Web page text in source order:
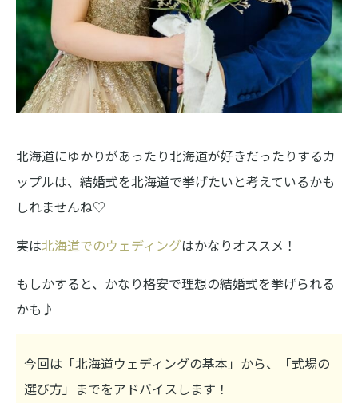
北海道にゆかりがあったり北海道が好きだったりするカ
ップルは、結婚式を北海道で挙げたいと考えているかも
しれませんね♡
実は北海道でのウェディングはかなりオススメ！
もしかすると、かなり格安で理想の結婚式を挙げられる
かも♪
今回は「北海道ウェディングの基本」から、「式場の
選び方」までをアドバイスします！